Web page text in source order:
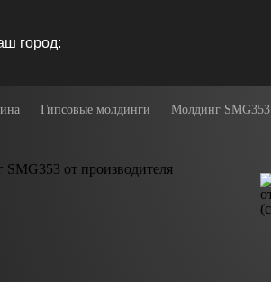
город:
Гипсовые молдинги Молдинг SMG353